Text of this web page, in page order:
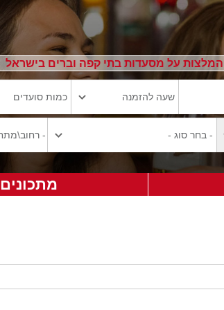
על מסעדות בתי קפה וברים בישראל
מתכונים